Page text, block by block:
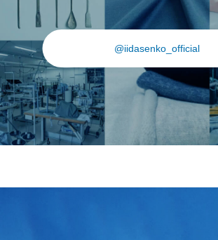
@iidasenko_official